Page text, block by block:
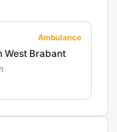
Ambulance
West Brabant